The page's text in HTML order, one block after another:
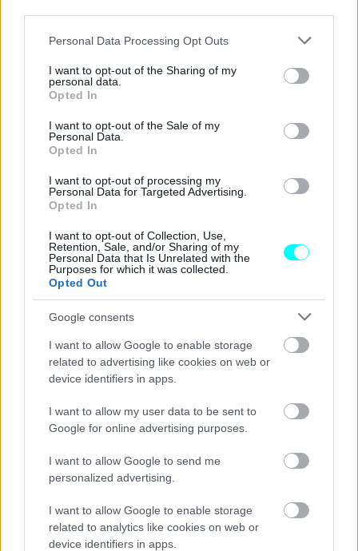
Please note that this website/app uses one or more Google
not limited to your visit or usage behaviour. You may click to
grant or deny consent to Google and its third-party tags to
use your data for below specified purposes in below Google
consent section.
Personal Data Processing Opt Outs
I want to opt-out of the Sharing of my
personal data.
Opted In
I want to opt-out of the Sale of my
Personal Data.
Opted In
I want to opt-out of processing my
Personal Data for Targeted Advertising.
Opted In
I want to opt-out of Collection, Use,
Retention, Sale, and/or Sharing of my
Personal Data that Is Unrelated with the
Purposes for which it was collected.
Opted Out
Google consents
I want to allow Google to enable storage
related to advertising like cookies on web or
device identifiers in apps.
I want to allow my user data to be sent to
Google for online advertising purposes.
I want to allow Google to send me
personalized advertising.
I want to allow Google to enable storage
related to analytics like cookies on web or
device identifiers in apps.
Με αυτόν τον τρόπο οι Γερμανοί φιλοδοξούν να
ενισχύσουν την άνεση, καταφεύγοντας σε μια λύση η
οποία ναι μεν ακούγεται επαναστατική,
σημεία του θαλάμου επιβατών.
Το παράδειγμα των αεριζόμενων καθισμάτων είναι
ενδεικτικό, όπως άλλωστε και του συστήματος AirScarf
το οποίο παρείχε ζεστό αέρα στον αυχένα του
οδηγούκαι του συνοδηγού στις cabrio προτάσεις της
Mercedes.
Διαβάστε επίσης